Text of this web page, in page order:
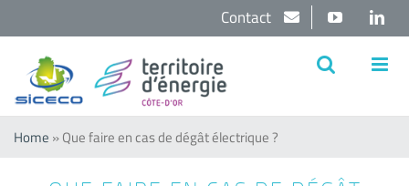
contenu
YouTube
Contact
Home »Que faire en cas de dégât électrique ?